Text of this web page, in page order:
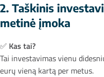
2. Taškinis
metinė įmoka
✅ Kas tai?
Tai investavimas vienu
eurų vieną kartą per metus.